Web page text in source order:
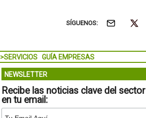
SÍGUENOS:
>SERVICIOS GUÍA EMPRESAS
NEWSLETTER
Recibe las noticias clave del sector
en tu email: